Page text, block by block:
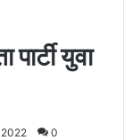
युवा
0